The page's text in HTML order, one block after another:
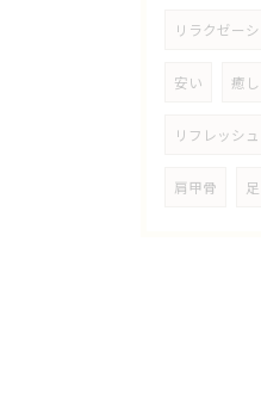
リラクゼー
安い 癒し
リフレッシュ
肩甲骨 足